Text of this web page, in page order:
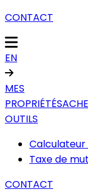
CONTACT
EN
MES
PROPRIÉTÉS
OUTILS
Taxe de
CONTACT